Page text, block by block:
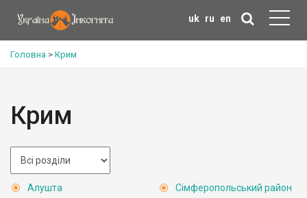
uk ru en
Головна > Крим
Крим
Алушта
Сімферопольський район